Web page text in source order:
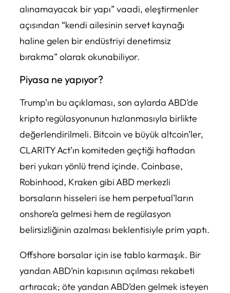
alınamayacak bir yapı” vaadi, eleştirmenler
açısından “kendi ailesinin servet kaynağı
haline gelen bir endüstriyi denetimsiz
bırakma” olarak okunabiliyor.
Piyasa ne yapıyor?
Trump’ın bu açıklaması, son aylarda ABD’de
kripto regülasyonunun hızlanmasıyla birlikte
değerlendirilmeli. Bitcoin ve büyük altcoin’ler,
CLARITY Act’ın komiteden geçtiği haftadan
beri yukarı yönlü trend içinde. Coinbase,
Robinhood, Kraken gibi ABD merkezli
borsaların hisseleri ise hem perpetual’ların
onshore’a gelmesi hem de regülasyon
belirsizliğinin azalması beklentisiyle prim yaptı.
Offshore borsalar için ise tablo karmaşık. Bir
yandan ABD’nin kapısının açılması rekabeti
artıracak; öte yandan ABD’den gelmek isteyen